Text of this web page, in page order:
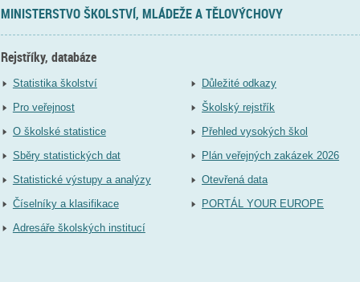
MINISTERSTVO ŠKOLSTVÍ, MLÁDEŽE A TĚLOVÝCHOVY
Rejstříky, databáze
Statistika školství
Pro veřejnost
O školské statistice
Sběry statistických dat
Statistické výstupy a analýzy
Číselníky a klasifikace
Adresáře školských institucí
Důležité odkazy
Školský rejstřík
Přehled vysokých škol
Plán veřejných zakázek 2026
Otevřená data
PORTÁL YOUR EUROPE